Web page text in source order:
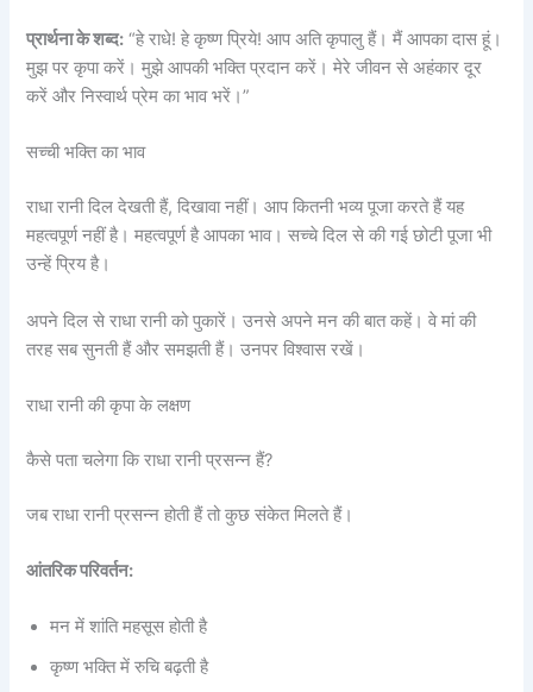
प्रार्थना के शब्द: “हे राधे! हे कृष्ण प्रिये! आप अति कृपालु हैं। मैं आपका दास हूं।
मुझ पर कृपा करें। मुझे आपकी भक्ति प्रदान करें। मेरे जीवन से अहंकार दूर
करें और निस्वार्थ प्रेम का भाव भरें।”
सच्ची भक्ति का भाव
राधा रानी दिल देखती हैं, दिखावा नहीं। आप कितनी भव्य पूजा करते हैं यह
महत्वपूर्ण नहीं है। महत्वपूर्ण है आपका भाव। सच्चे दिल से की गई छोटी पूजा भी
उन्हें प्रिय है।
अपने दिल से राधा रानी को पुकारें। उनसे अपने मन की बात कहें। वे मां की
तरह सब सुनती हैं और समझती हैं। उनपर विश्वास रखें।
राधा रानी की कृपा के लक्षण
कैसे पता चलेगा कि राधा रानी प्रसन्न हैं?
जब राधा रानी प्रसन्न होती हैं तो कुछ संकेत मिलते हैं।
आंतरिक परिवर्तन:
मन में शांति महसूस होती है
कृष्ण भक्ति में रुचि बढ़ती है